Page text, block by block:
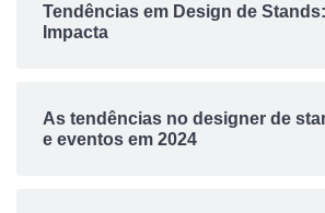
Tendências em Design de
Impacta
As tendências no designer de
e eventos em 2024